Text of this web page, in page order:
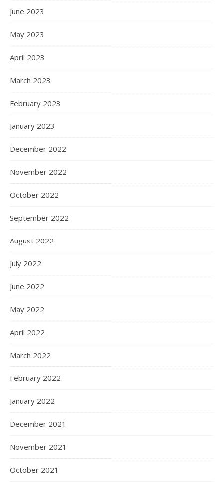
June 2023
May 2023
April 2023
March 2023
February 2023
January 2023
December 2022
November 2022
October 2022
September 2022
August 2022
July 2022
June 2022
May 2022
April 2022
March 2022
February 2022
January 2022
December 2021
November 2021
October 2021